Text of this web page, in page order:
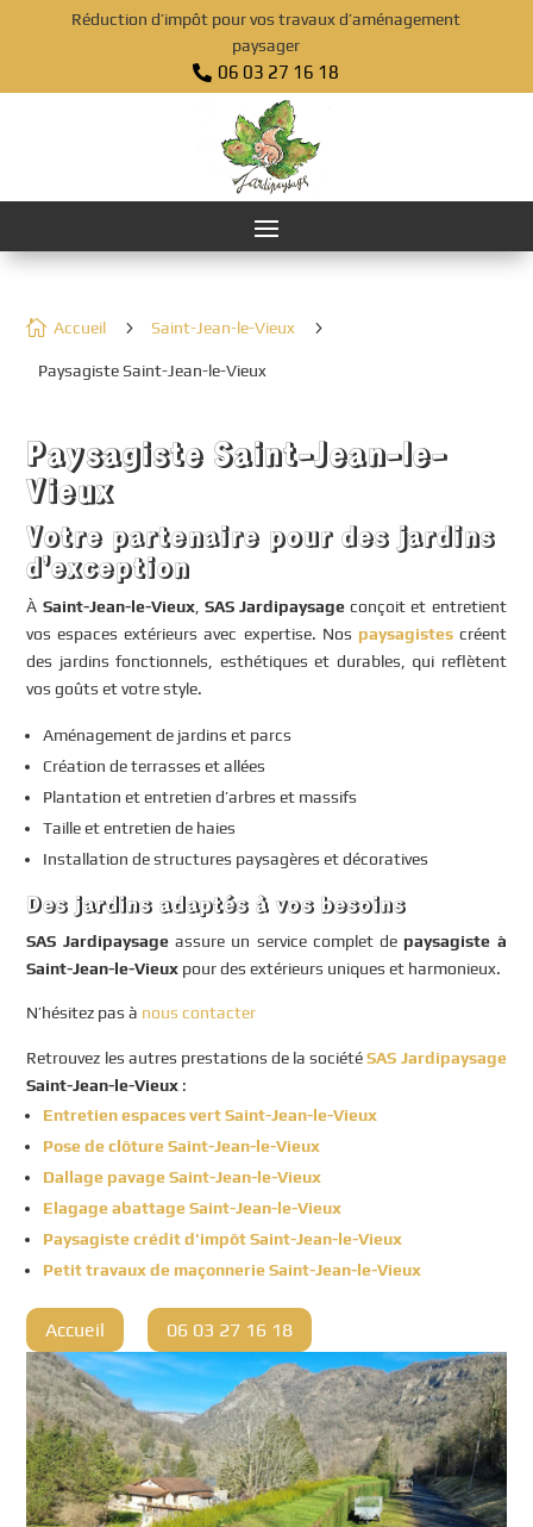
Réduction d’impôt pour vos travaux d’aménagement
paysager
 06 03 27 16 18
 Accueil 5 Saint-Jean-le-Vieux 5
Paysagiste Saint-Jean-le-Vieux
Paysagiste Saint-Jean-le-
Vieux
Votre partenaire pour des jardins
d’exception
À Saint-Jean-le-Vieux, SAS Jardipaysage conçoit et entretient
vos espaces extérieurs avec expertise. Nos paysagistes créent
des jardins fonctionnels, esthétiques et durables, qui reflètent
vos goûts et votre style.
Aménagement de jardins et parcs
Création de terrasses et allées
Plantation et entretien d’arbres et massifs
Taille et entretien de haies
Installation de structures paysagères et décoratives
Des jardins adaptés à vos besoins
SAS Jardipaysageassure un service complet de paysagiste à
Saint-Jean-le-Vieux pour des extérieurs uniques et harmonieux.
N’hésitez pas à nous contacter
Retrouvez les autres prestations de la sociétéSAS Jardipaysage
Saint-Jean-le-Vieux :
Entretien espaces vert Saint-Jean-le-Vieux
Pose de clôture Saint-Jean-le-Vieux
Dallage pavage Saint-Jean-le-Vieux
Elagage abattage Saint-Jean-le-Vieux
Paysagiste crédit d'impôt Saint-Jean-le-Vieux
Petit travaux de maçonnerie Saint-Jean-le-Vieux
Accueil 06 03 27 16 18